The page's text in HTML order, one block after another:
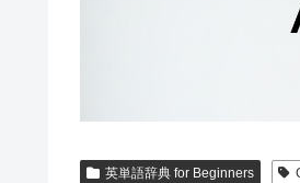
英単語辞典 for Beginners